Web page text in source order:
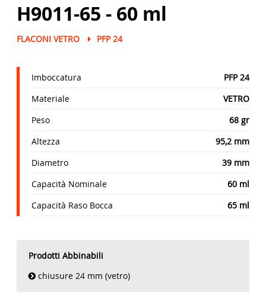
H9011-65 - 60 ml
FLACONI VETRO PFP 24
Imboccatura
PFP 24
Materiale
VETRO
Peso
68 gr
Altezza
95,2 mm
Diametro
39 mm
Capacità Nominale
60 ml
Capacità Raso Bocca
65 ml
Prodotti Abbinabili
chiusure 24 mm (vetro)